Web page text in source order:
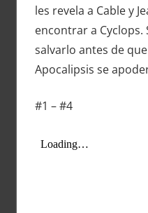
les revela a Cable y
encontrar a Cyclops.
salvarlo antes de
Apocalipsis se
#1 – #4